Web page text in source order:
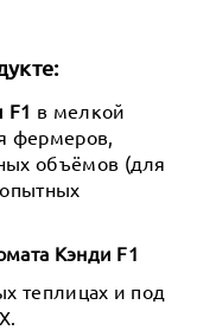
F1 в мелкой
фермеров,
объёмов (для
Кэнди F1
теплицах и под